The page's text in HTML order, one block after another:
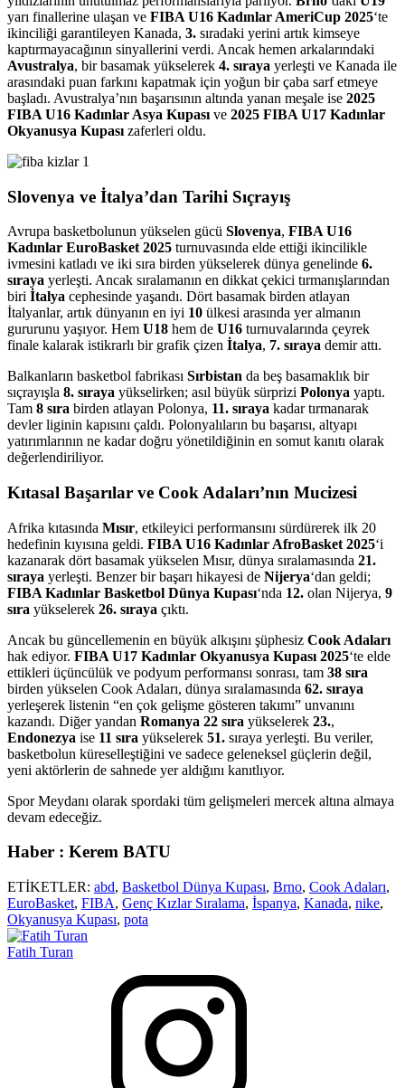
yarı finallerine ulaşan ve FIBA U16 Kadınlar AmeriCup 2025‘te
ikinciliği garantileyen Kanada, 3. sıradaki yerini artık kimseye
kaptırmayacağının sinyallerini verdi. Ancak hemen arkalarındaki
Avustralya, bir basamak yükselerek 4. sıraya yerleşti ve Kanada ile
arasındaki puan farkını kapatmak için yoğun bir çaba sarf etmeye
başladı. Avustralya’nın başarısının altında yanan meşale ise 2025
FIBA U16 Kadınlar Asya Kupası ve 2025 FIBA U17 Kadınlar
Okyanusya Kupası zaferleri oldu.
Slovenya ve İtalya’dan Tarihi Sıçrayış
Avrupa basketbolunun yükselen gücü Slovenya, FIBA U16
Kadınlar EuroBasket 2025 turnuvasında elde ettiği ikincilikle
ivmesini katladı ve iki sıra birden yükselerek dünya genelinde 6.
sıraya yerleşti. Ancak sıralamanın en dikkat çekici tırmanışlarından
biri İtalya cephesinde yaşandı. Dört basamak birden atlayan
İtalyanlar, artık dünyanın en iyi 10 ülkesi arasında yer almanın
gururunu yaşıyor. Hem U18 hem de U16 turnuvalarında çeyrek
finale kalarak istikrarlı bir grafik çizen İtalya, 7. sıraya demir attı.
Balkanların basketbol fabrikası Sırbistan da beş basamaklık bir
sıçrayışla 8. sıraya yükselirken; asıl büyük sürprizi Polonya yaptı.
Tam 8 sıra birden atlayan Polonya, 11. sıraya kadar tırmanarak
devler liginin kapısını çaldı. Polonyalıların bu başarısı, altyapı
yatırımlarının ne kadar doğru yönetildiğinin en somut kanıtı olarak
değerlendiriliyor.
Kıtasal Başarılar ve Cook Adaları’nın Mucizesi
Afrika kıtasında Mısır, etkileyici performansını sürdürerek ilk 20
hedefinin kıyısına geldi. FIBA U16 Kadınlar AfroBasket 2025‘i
kazanarak dört basamak yükselen Mısır, dünya sıralamasında 21.
sıraya yerleşti. Benzer bir başarı hikayesi de Nijerya‘dan geldi;
FIBA Kadınlar Basketbol Dünya Kupası‘nda 12. olan Nijerya, 9
sıra yükselerek 26. sıraya çıktı.
Ancak bu güncellemenin en büyük alkışını şüphesiz Cook Adaları
hak ediyor. FIBA U17 Kadınlar Okyanusya Kupası 2025‘te elde
ettikleri üçüncülük ve podyum performansı sonrası, tam 38 sıra
birden yükselen Cook Adaları, dünya sıralamasında 62. sıraya
yerleşerek listenin “en çok gelişme gösteren takımı” unvanını
kazandı. Diğer yandan Romanya 22 sıra yükselerek 23.,
Endonezya ise 11 sıra yükselerek 51. sıraya yerleşti. Bu veriler,
basketbolun küreselleştiğini ve sadece geleneksel güçlerin değil,
yeni aktörlerin de sahnede yer aldığını kanıtlıyor.
Spor Meydanı olarak spordaki tüm gelişmeleri mercek altına almaya
devam edeceğiz.
Haber : Kerem BATU
ETİKETLER: abd, Basketbol Dünya Kupası, Brno, Cook Adaları,
EuroBasket, FIBA, Genç Kızlar Sıralama, İspanya, Kanada, nike,
Okyanusya Kupası, pota
Fatih Turan